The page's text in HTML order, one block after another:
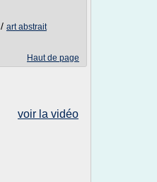
/ art abstrait
Haut de page
voir la vidéo